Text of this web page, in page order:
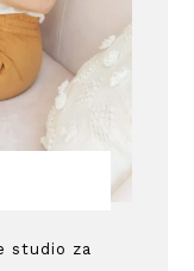
studio za